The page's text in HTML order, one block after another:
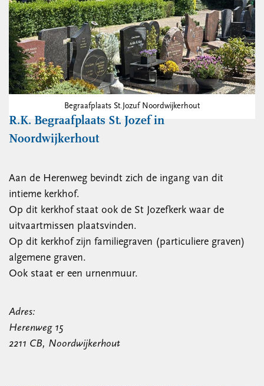
Begraafplaats St.Jozuf Noordwijkerhout
R.K. Begraafplaats St. Jozef in
Noordwijkerhout
Aan de Herenweg bevindt zich de ingang van dit
intieme kerkhof.
Op dit kerkhof staat ook de St Jozefkerk waar de
uitvaartmissen plaatsvinden.
Op dit kerkhof zijn familiegraven (particuliere graven)
algemene graven.
Ook staat er een urnenmuur.
Adres:
Herenweg 15
2211 CB, Noordwijkerhout